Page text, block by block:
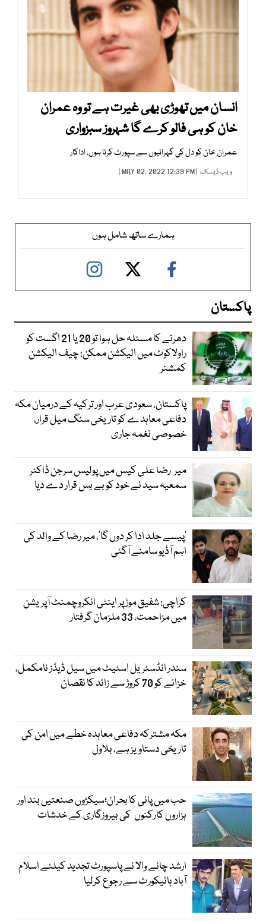
انسان میں تھوڑی بھی غیرت ہے تو وہ عمران
خان کو ہی فالو کرے گا شہروز سبزواری
عمران خان کو دل کی گہرائیوں سے سپورٹ کرتا ہوں، اداکار
ویب ڈیسک | MAY 02, 2022 12:39 PM |
ہمارے ساتھ شامل ہوں
پاکستان
دھرنے کا مسئلہ حل ہوا تو 20 یا 21 اگست کو
راولاکوٹ میں الیکشن ممکن: چیف الیکشن
کمشنر
پاکستان، سعودی عرب اور ترکیہ کے درمیان مکہ
دفاعی معاہدے کو تاریخی سنگ میل قرار،
خصوصی نغمہ جاری
میر رضا علی کیس میں پولیس سرجن ڈاکٹر
سمعیہ سید نے خود کو بے بس قرار دے دیا
’پیسے جلد ادا کر دوں گا‘، میر رضا کے والد کی
اہم آڈیو سامنے آگئی
کراچی: شفیق موڑ پر اینٹی انکروچمنٹ آپریشن
میں مزاحمت، 33 ملزمان گرفتار
سندر انڈسٹریل اسٹیٹ میں سیل ڈیڈز نامکمل،
خزانے کو 70 کروڑ سے زائد کا نقصان
مکہ مشترکہ دفاعی معاہدہ خطے میں امن کی
تاریخی دستاویز ہے، بلاول
حب میں پانی کا بحران؛سیکڑوں صنعتیں بند اور
ہزاروں کارکنوں کی بیروزگاری کے خدشات
ارشد چائے والا نے پاسپورٹ تجدید کیلئے اسلام
آباد ہائیکورٹ سے رجوع کرلیا